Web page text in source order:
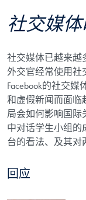
社交媒
社交媒体已越来越
外交官经常使用社
Facebook的社交
和虚假新闻而面临
局会如何影响国
中对话学生小组
台的看法、及其对
回应